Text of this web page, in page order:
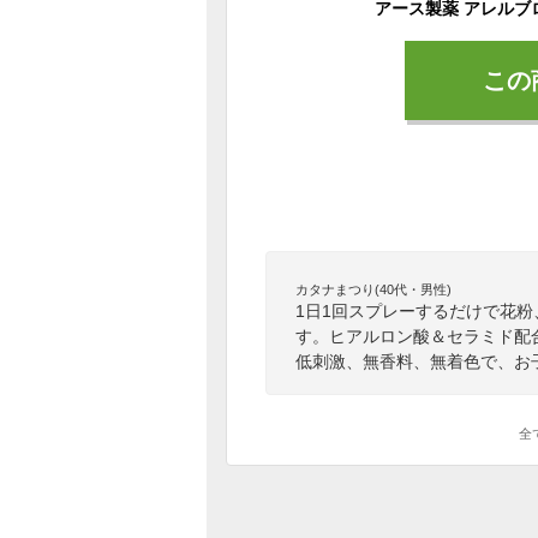
こ
カタナまつり(40代・男性)
1日1回スプレーするだけで花
す。ヒアルロン酸＆セラミド
低刺激、無香料、無着色で、お
全